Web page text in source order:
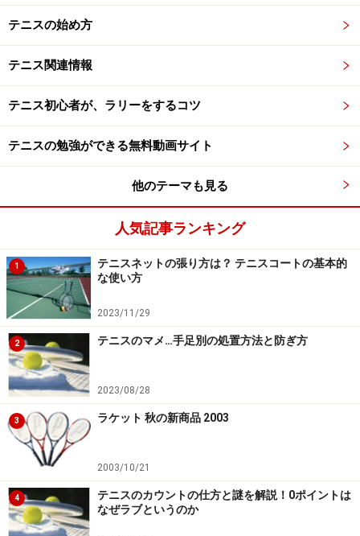
博多の森テニス競技場 九州国際テニスクラブ
□ ダブルス2本、シングルス3本の計5本による対抗戦
で行うトーナメント方式。
出場選手は単複を兼ねることはできない。
□ 団体戦男女とも１～３回戦は、８ゲームマッチと
し、準々決勝以降は、３セットマッチ。
個人戦男女とも１～５回戦は、８ゲームマッチと
し、準決勝以降は、３セット。
（８ゲームマッチは、８ゲームオール後タイブレ
ークとし、３セットマッチは、６ゲームオール後
タイブレーク）
選手層の厚い高校、いわゆる名門高校が有利であると言
われている選抜。
注目の選手や過去の優勝校などの紹介は
い。
テニスの始め方
テニス関連情報
テニス初心者が、ラリーをするコツ
テニスの勉強ができる無料動画サイト
他のテーマも見る
人気記事ランキング
1
テニスネットの張り方は？ テニスコートの基本的
な使い方
2023/11/29
2 テニスのマメ…手足別の処置方法と防ぎ方
2023/08/28
3 ラケット 秋の新商品 2003
2003/10/21
4
テニスのカウントの仕方と謎を解説！0ポイントは
なぜラブというのか